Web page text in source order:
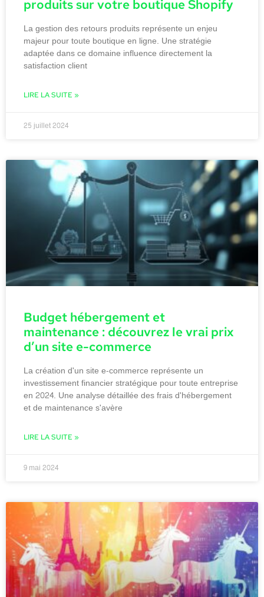
produits sur votre boutique Shopify
La gestion des retours produits représente un enjeu
majeur pour toute boutique en ligne. Une stratégie
adaptée dans ce domaine influence directement la
satisfaction client
LIRE LA SUITE »
25 juillet 2024
Budget hébergement et
maintenance : découvrez le vrai prix
d’un site e-commerce
La création d'un site e-commerce représente un
investissement financier stratégique pour toute entreprise
en 2024. Une analyse détaillée des frais d'hébergement
et de maintenance s'avère
LIRE LA SUITE »
9 mai 2024